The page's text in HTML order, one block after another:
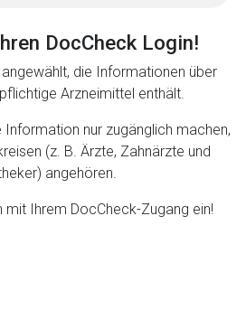
DocCheck Login!
die Informationen über
Arzneimittel enthält.
Information nur zugänglich machen,
(z. B. Ärzte, Zahnärzte und
angehören.
mit Ihrem DocCheck-Zugang ein!